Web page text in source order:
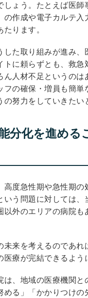
しょう。たとえば医
の作成や電子カルテ
ります。
した取り組みが進み
トに頼らずとも、救
ん人材不足というの
フの確保・増員も簡
の努力をしていきたい
分化を進める
高度急性期や急性期
いう問題に対しては
以外のエリアの病院
未来を考えるのであ
医療が完結できるよう
は、地域の医療機関
める」「かかりつけ